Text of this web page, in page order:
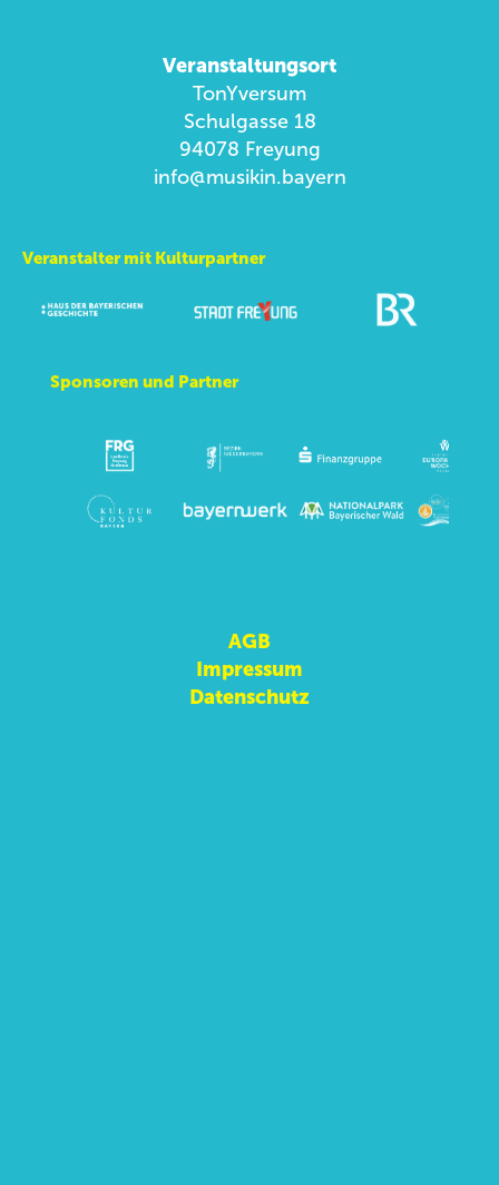
Veranstaltungsort
TonYversum
Schulgasse 18
94078 Freyung
info@musikin.bayern
Veranstalter mit Kulturpartner
Sponsoren und Partner
AGB
Impressum
Datenschutz